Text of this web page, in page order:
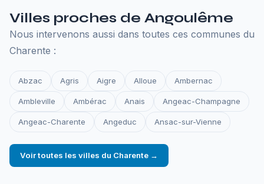
Villes proches de Angoulême
Nous intervenons aussi dans toutes ces communes du
Charente :
Abzac Agris Aigre Alloue Ambernac
Ambleville Ambérac Anais Angeac-Champagne
Angeac-Charente Angeduc Ansac-sur-Vienne
Voir toutes les villes du Charente →